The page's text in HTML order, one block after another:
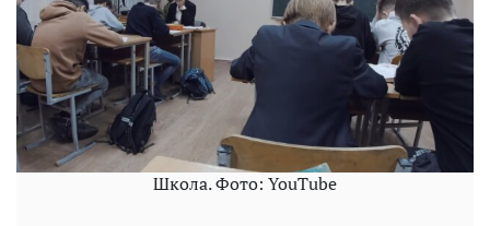
Школа. Фото: YouTube